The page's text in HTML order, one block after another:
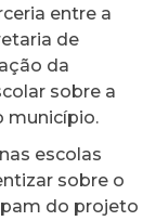
entre a
de
da
sobre a
município.
escolas
sobre o
do projeto